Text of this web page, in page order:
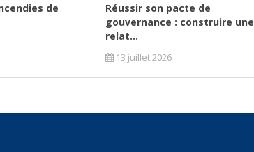
de
Réussir son pacte de
gouvernance : construire une
relat...
13 juillet 2026